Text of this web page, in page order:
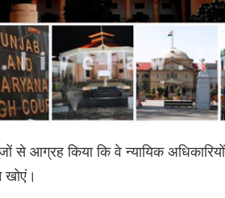
आग्रह किया कि वे न्यायिक अधिकारियों
खोएं।